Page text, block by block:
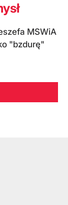
MSWiA
"bzdurę"